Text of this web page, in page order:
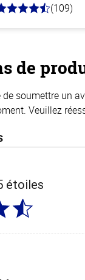
(109)
de
de soumettre un
Veuillez
étoiles